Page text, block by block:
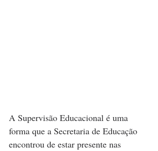
A Supervisão Educacional é uma
forma que a Secretaria de Educação
encontrou de estar presente nas